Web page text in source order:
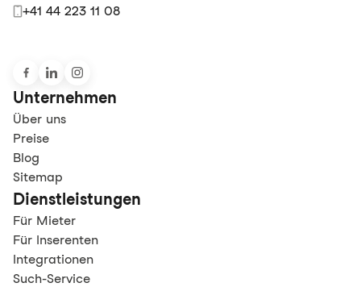
+41 44 223 11 08
Unternehmen
Über uns
Preise
Blog
Sitemap
Dienstleistungen
Für Mieter
Für Inserenten
Integrationen
Such-Service